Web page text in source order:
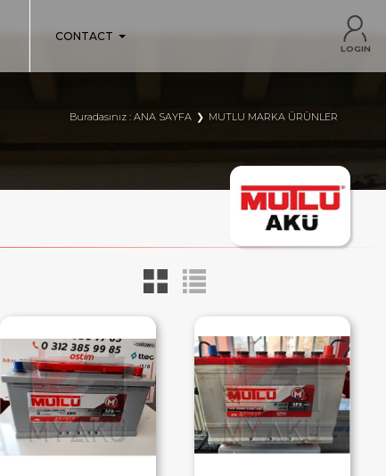
LOGIN
CONTACT
Buradasınız : MUTLU MARKA ÜRÜNLER
ANA SAYFA